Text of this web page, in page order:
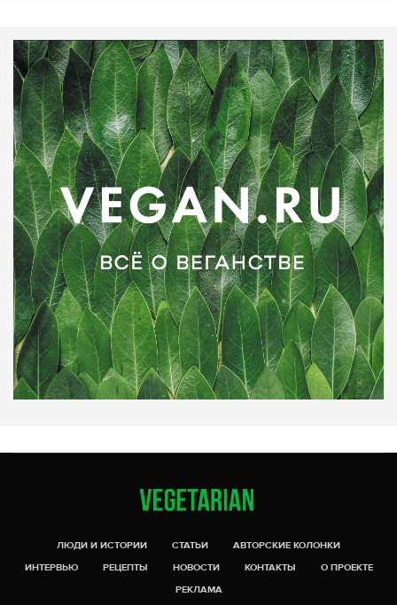
ЛЮДИ И ИСТОРИИ СТАТЬИ
АВТОРСКИЕ КОЛОНКИ
ИНТЕРВЬЮ
РЕЦЕПТЫ НОВОСТИ КОНТАКТЫ
О ПРОЕКТЕ
РЕКЛАМА